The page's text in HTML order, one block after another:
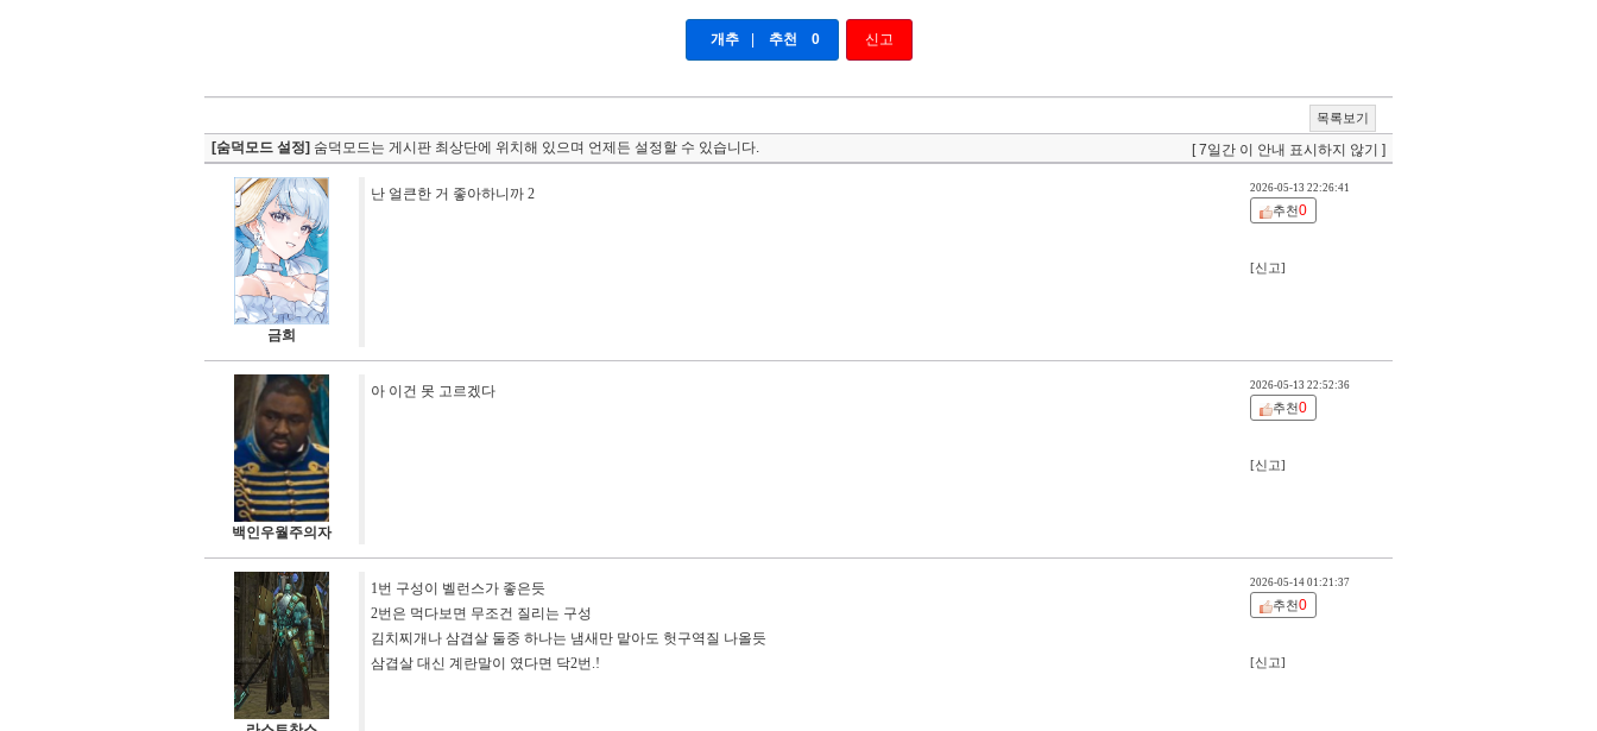
개추 추천 0 신고
목록보기
[숨덕모드 설정] 숨덕모드는 게시판 최상단에 위치해 있으며 언제든 설정할 수 있습니다. [ 7일간 이 안내 표시하지 않기 ]
금희
난 얼큰한 거 좋아하니까 2 2026-05-13 22:26:41
추천0
[신고]
백인우월주의자
아 이건 못 고르겠다 2026-05-13 22:52:36
추천0
[신고]
1번 구성이 벨런스가 좋은듯
2번은 먹다보면 무조건 질리는 구성
김치찌개나 삼겹살 둘중 하나는 냄새만 맡아도 헛구역질 나올듯
삼겹살 대신 계란말이 였다면 닥2번.!
2026-05-14 01:21:37
추천0
[신고]